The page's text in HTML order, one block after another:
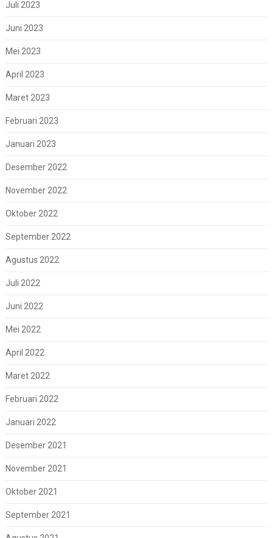
Juli 2023
Juni 2023
Mei 2023
April 2023
Maret 2023
Februari 2023
Januari 2023
Desember 2022
November 2022
Oktober 2022
September 2022
Agustus 2022
Juli 2022
Juni 2022
Mei 2022
April 2022
Maret 2022
Februari 2022
Januari 2022
Desember 2021
November 2021
Oktober 2021
September 2021